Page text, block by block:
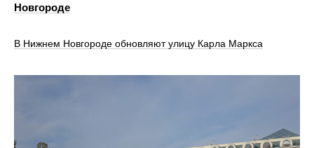
Новгороде
В Нижнем Новгороде обновляют улицу Карла Маркса